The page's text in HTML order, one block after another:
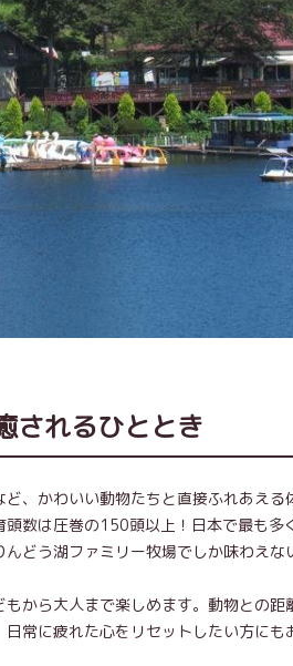
されるひととき
、かわいい動物たちと直接ふれあえる
数は圧巻の150頭以上！日本で最も多
どう湖ファミリー牧場でしか味わえな
から大人まで楽しめます。動物との距
常に疲れた心をリセットしたい方にも